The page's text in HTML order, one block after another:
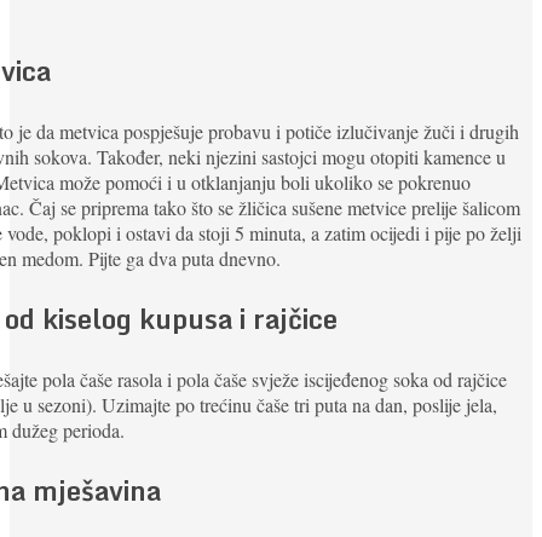
je da metvica pospješuje probavu i potiče izlučivanje žuči i drugih
sokova. Također, neki njezini sastojci mogu otopiti kamence u
može pomoći i u otklanjanju boli ukoliko se pokrenuo
Čaj se priprema tako što se žličica sušene metvice prelije šalicom
vode, poklopi i ostavi da stoji 5 minuta, a zatim ocijedi i pije po želji
medom. Pijte ga dva puta dnevno.
kiselog kupusa i rajčice
pola čaše rasola i pola čaše svježe iscijeđenog soka od rajčice
u sezoni). Uzimajte po trećinu čaše tri puta na dan, poslije jela,
dužeg perioda.
mješavina